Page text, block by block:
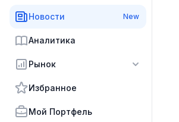
Новости New
Аналитика
Рынок
Избранное
Мой Портфель